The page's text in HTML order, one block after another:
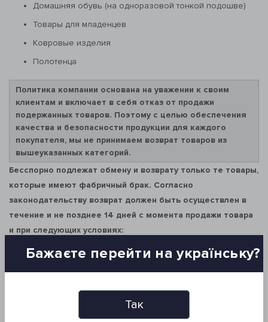
Домашняя обувь (на одноразовой тонкой подошве)
Товары для младенцев
Ковровые изделия
Полотенца
Политика компании основана на уважении к своим
клиентам и включает в себя отказ от продажи
подержанных товаров. Поэтому с целью обеспечения
качества и безопасности продукции для каждого
покупателя, мы не принимаем возврат товаров из
вышеуказанных категорий.
Бесспорно подлежат обмену и возврату только те товары,
которые имеют фабричный брак. Согласно
законодательству возврат должен быть осуществлен в
течение и не позднее 14 дней с момента продажи товара
и при следующих условиях:
Товары, подлежащие обмену (в соответствии с
вышеуказанным пунктом) надлежащего качества, можно
Бажаєте перейти на українську?
Так